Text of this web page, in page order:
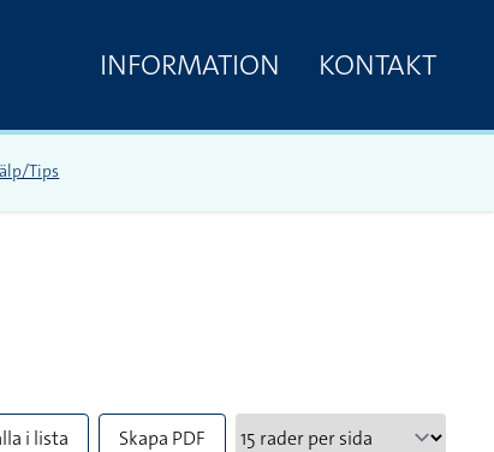
INFORMATION KONTAKT
Tips
i lista Skapa PDF